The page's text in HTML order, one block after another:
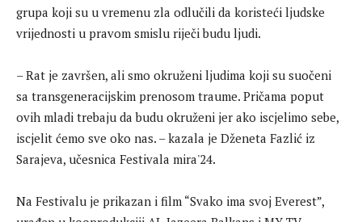
grupa koji su u vremenu zla odlučili da koristeći ljudske
vrijednosti u pravom smislu riječi budu ljudi.
– Rat je završen, ali smo okruženi ljudima koji su suočeni
sa transgeneracijskim prenosom traume. Pričama poput
ovih mladi trebaju da budu okruženi jer ako iscjelimo sebe,
iscjelit ćemo sve oko nas. – kazala je Dženeta Fazlić iz
Sarajeva, učesnica Festivala mira'24.
Na Festivalu je prikazan i film “Svako ima svoj Everest”,